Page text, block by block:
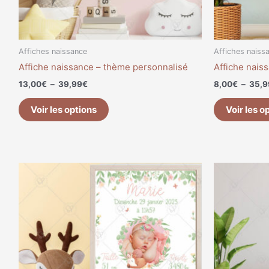
Affiches naissance
Affiche naissance – thème personnalisé
13,00€ – 39,99€
Voir les options
sur
la
page
produit
Affiches
Affiche
8,00€ –
Voir les
Plage
prix :
8,00€
35,99€
Ce
produit
plusieurs
variations.
Les
options